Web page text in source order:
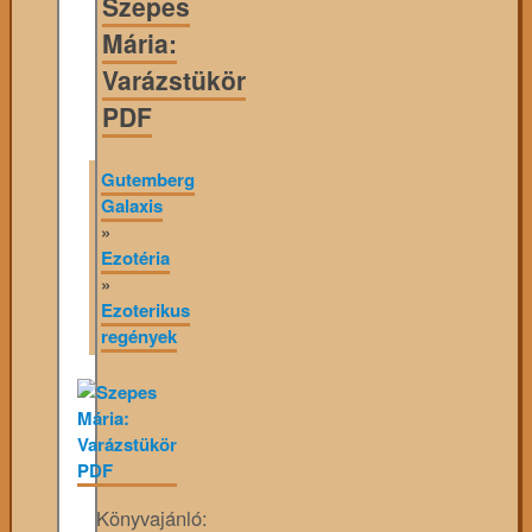
Mária:
Varázstükör
PDF
Gutemberg
Galaxis
»
Ezotéria
»
Ezoterikus
regények
Könyvajánló: